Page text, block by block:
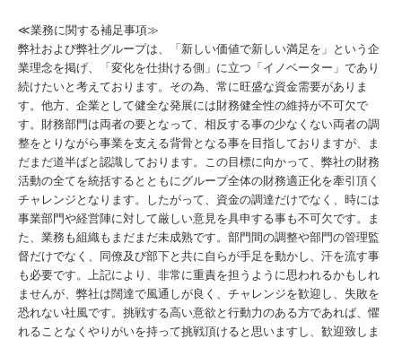
≪業務に関する補足事項≫
弊社および弊社グループは、「新しい価値で新しい満足を」という企
業理念を掲げ、「変化を仕掛ける側」に立つ「イノベーター」であり
続けたいと考えております。その為、常に旺盛な資金需要がありま
す。他方、企業として健全な発展には財務健全性の維持が不可欠で
す。財務部門は両者の要となって、相反する事の少なくない両者の調
整をとりながら事業を支える背骨となる事を目指しておりますが、ま
だまだ道半ばと認識しております。この目標に向かって、弊社の財務
活動の全てを統括するとともにグループ全体の財務適正化を牽引頂く
チャレンジとなります。したがって、資金の調達だけでなく、時には
事業部門や経営陣に対して厳しい意見を具申する事も不可欠です。ま
た、業務も組織もまだまだ未成熟です。部門間の調整や部門の管理監
督だけでなく、同僚及び部下と共に自らが手足を動かし、汗を流す事
も必要です。上記により、非常に重責を担うように思われるかもしれ
ませんが、弊社は闊達で風通しが良く、チャレンジを歓迎し、失敗を
恐れない社風です。挑戦する高い意欲と行動力のある方であれば、懼
れることなくやりがいを持って挑戦頂けると思いますし、歓迎致しま